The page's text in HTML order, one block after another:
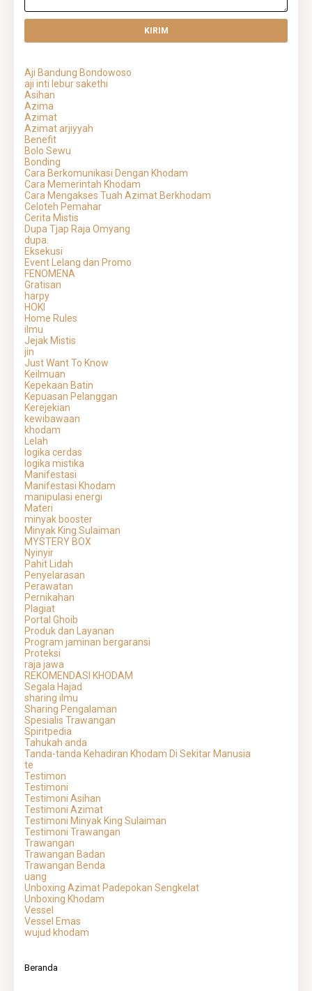
Aji Bandung Bondowoso
aji inti lebur sakethi
Asihan
Azima
Azimat
Azimat arjiyyah
Benefit
Bolo Sewu
Bonding
Cara Berkomunikasi Dengan Khodam
Cara Memerintah Khodam
Cara Mengakses Tuah Azimat Berkhodam
Celoteh Pemahar
Cerita Mistis
Dupa Tjap Raja Omyang
dupa.
Eksekusi
Event Lelang dan Promo
FENOMENA
Gratisan
harpy
HOKI
Home Rules
ilmu
Jejak Mistis
jin
Just Want To Know
Keilmuan
Kepekaan Batin
Kepuasan Pelanggan
Kerejekian
kewibawaan
khodam
Lelah
logika cerdas
logika mistika
Manifestasi
Manifestasi Khodam
manipulasi energi
Materi
minyak booster
Minyak King Sulaiman
MYSTERY BOX
Nyinyir
Pahit Lidah
Penyelarasan
Perawatan
Pernikahan
Plagiat
Portal Ghoib
Produk dan Layanan
Program jaminan bergaransi
Proteksi
raja jawa
REKOMENDASI KHODAM
Segala Hajad
sharing ilmu
Sharing Pengalaman
Spesialis Trawangan
Spiritpedia
Tahukah anda
Tanda-tanda Kehadiran Khodam Di Sekitar Manusia
te
Testimon
Testimoni
Testimoni Asihan
Testimoni Azimat
Testimoni Minyak King Sulaiman
Testimoni Trawangan
Trawangan
Trawangan Badan
Trawangan Benda
uang
Unboxing Azimat Padepokan Sengkelat
Unboxing Khodam
Vessel
Vessel Emas
wujud khodam
Beranda